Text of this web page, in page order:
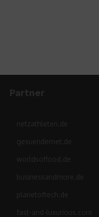
Partner
netzathleten.de
gesuendernet.de
worldsoffood.de
businessandmore.de
planetoftech.de
fast-and-luxurious.com